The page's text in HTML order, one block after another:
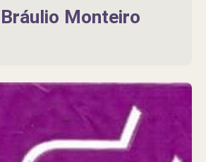
Monteiro